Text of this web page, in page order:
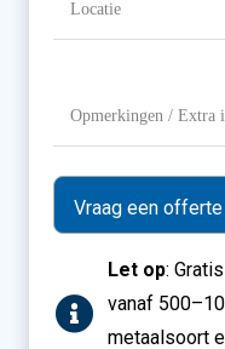
Extra
info
Let op:
vanaf
metaalsoort